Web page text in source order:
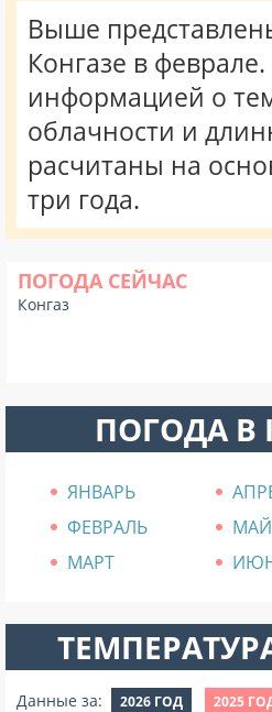
Выше
Конгазе в
информацией о
облачности и
расчитаны на
три года.
ПОГОДА СЕЙЧАС
Конгаз
ПОГОДА В
ЯНВАРЬ
ФЕВРАЛЬ
МАЙ
МАРТ
Данные за: 2026 ГОД 2025